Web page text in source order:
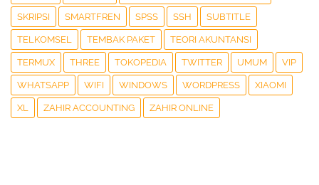
SKRIPSI SMARTFREN SPSS SSH SUBTITLE
TELKOMSEL TEMBAK PAKET TEORI AKUNTANSI
TERMUX THREE TOKOPEDIA TWITTER UMUM VIP
WHATSAPP WIFI WINDOWS WORDPRESS XIAOMI
XL ZAHIR ACCOUNTING ZAHIR ONLINE